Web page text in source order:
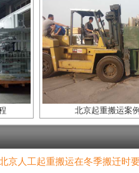
北京起重搬运案
京人工起重搬运在冬季搬迁时